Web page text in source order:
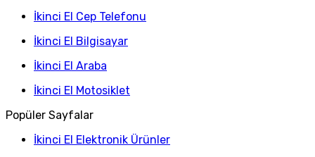
İkinci El Cep Telefonu
İkinci El Bilgisayar
İkinci El Araba
İkinci El Motosiklet
Popüler Sayfalar
İkinci El Elektronik Ürünler